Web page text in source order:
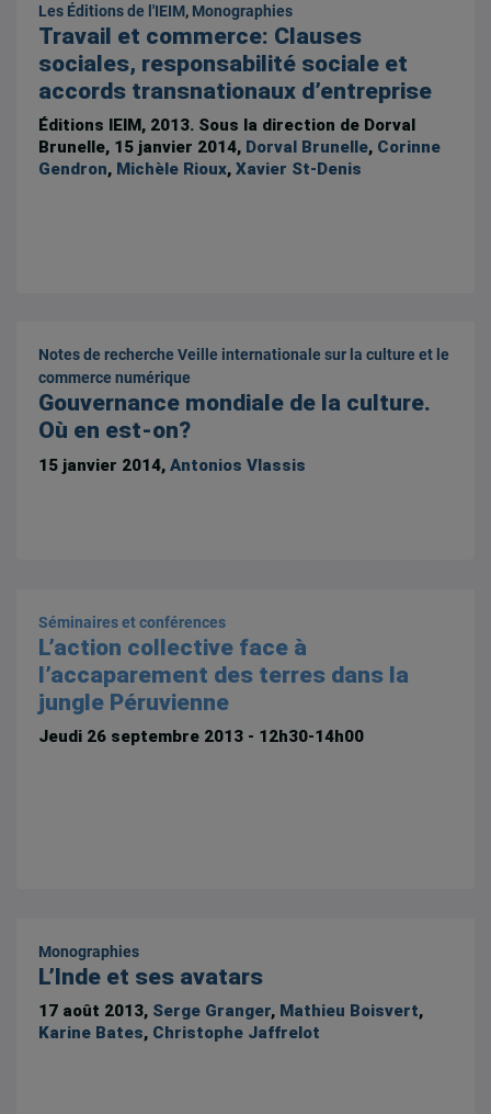
Les Éditions de l'IEIM, Monographies
Travail et commerce: Clauses
sociales, responsabilité sociale et
accords transnationaux d’entreprise
Éditions IEIM, 2013. Sous la direction de Dorval
Brunelle, 15 janvier 2014, Dorval Brunelle, Corinne
Gendron, Michèle Rioux,Xavier St-Denis
Notes de recherche Veille internationale sur la culture et le
commerce numérique
Gouvernance mondiale de la culture.
Où en est-on?
15 janvier 2014,Antonios Vlassis
Séminaires et conférences
L’action collective face à
l’accaparement des terres dans la
jungle Péruvienne
Jeudi 26 septembre 2013 - 12h30-14h00
Monographies
L’Inde et ses avatars
17 août 2013, Serge Granger, Mathieu Boisvert,
Karine Bates, Christophe Jaffrelot